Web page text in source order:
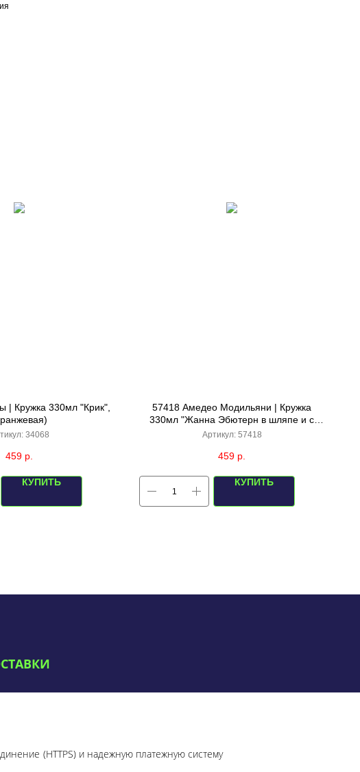
| Кружка 330мл "Крик",
34068
459 р.
КУПИТЬ
57418 Амедео Модильяни | Кружка
330мл "Жанна Эбютерн в шляпе и с
ожерельем" (черная/белая внутри)
Артикул: 57418
459 р.
КУПИТЬ
(HTTPS) и надежную платежную систему